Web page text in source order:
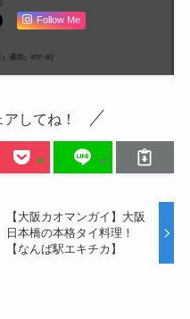
Follow Me
してね！
【大阪カオマンガイ】大阪
日本橋の本格タイ料理！
【なんば駅エキチカ】